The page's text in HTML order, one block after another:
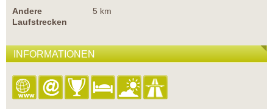
Andere
Laufstrecken
5 km
INFORMATIONEN